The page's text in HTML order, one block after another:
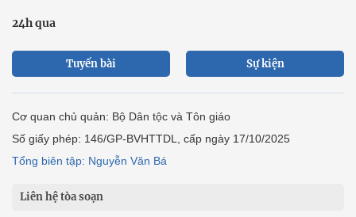
24h qua
Tuyến bài Sự kiện
Cơ quan chủ quản: Bộ Dân tộc và Tôn giáo
Số giấy phép: 146/GP-BVHTTDL, cấp ngày 17/10/2025
Tổng biên tập: Nguyễn Văn Bá
Liên hệ tòa soạn